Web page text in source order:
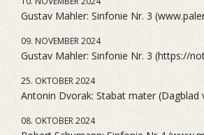
Gustav Mahler: Sinfonie Nr. 3
09. NOVEMBER 2024
Gustav Mahler: Sinfonie Nr. 3 (https://
25. OKTOBER 2024
Antonin Dvorak: Stabat mater (Dagblad
08. OKTOBER 2024